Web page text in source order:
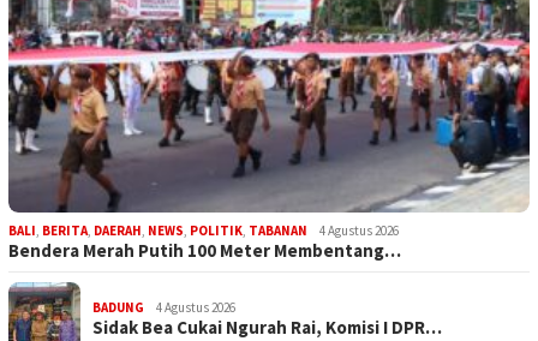
BALI, BERITA, DAERAH, NEWS, POLITIK, TABANAN 4 Agustus 2026
Bendera Merah Putih 100 Meter Membentang…
BADUNG 4 Agustus 2026
Sidak Bea Cukai Ngurah Rai, Komisi I DPR…